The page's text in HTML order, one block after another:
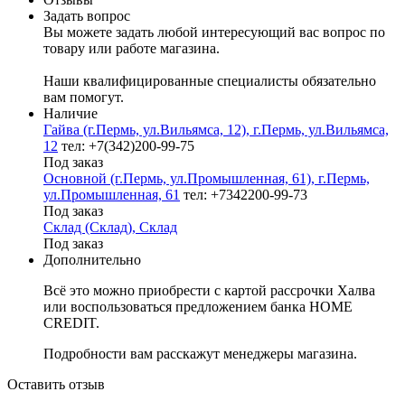
Задать вопрос
Вы можете задать любой интересующий вас вопрос по
товару или работе магазина.
Наши квалифицированные специалисты обязательно
вам помогут.
Наличие
Гайва (г.Пермь, ул.Вильямса, 12), г.Пермь, ул.Вильямса,
12 тел: +7(342)200-99-75
Под заказ
Основной (г.Пермь, ул.Промышленная, 61), г.Пермь,
ул.Промышленная, 61 тел: +7342200-99-73
Под заказ
Склад (Склад), Склад
Под заказ
Дополнительно
Всё это можно приобрести с картой рассрочки Халва
или воспользоваться предложением банка HOME
CREDIT.
Подробности вам расскажут менеджеры магазина.
Оставить отзыв